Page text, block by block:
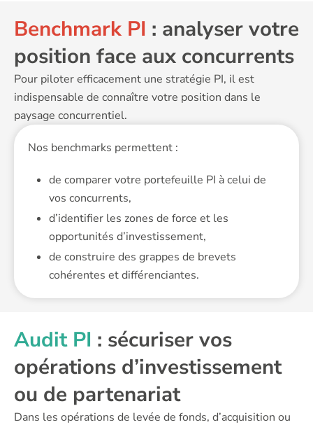
Benchmark PI : analyser votre
position face aux concurrents
Pour piloter efficacement une stratégie PI, il est
indispensable de connaître votre position dans le
paysage concurrentiel.
Nos benchmarks permettent :
de comparer votre portefeuille PI à celui de
vos concurrents,
d’identifier les zones de force et les
opportunités d’investissement,
de construire des grappes de brevets
cohérentes et différenciantes.
Audit PI : sécuriser vos
opérations d’investissement
ou de partenariat
Dans les opérations de levée de fonds, d’acquisition ou